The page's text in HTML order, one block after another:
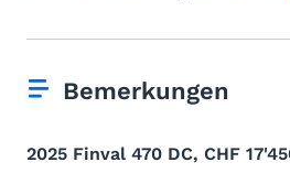
Bemerkungen
2025 Finval 470 DC, CHF